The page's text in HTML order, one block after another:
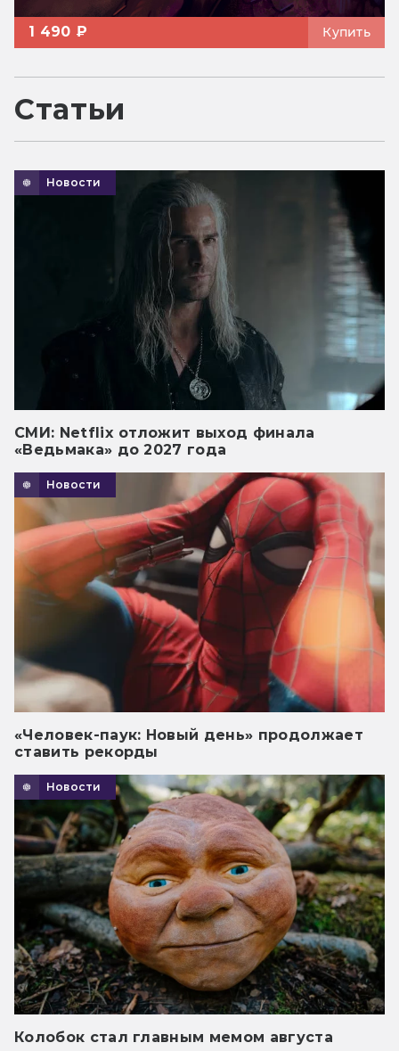
1 490 ₽ Купить
Статьи
Новости
СМИ: Netflix отложит выход финала
«Ведьмака» до 2027 года
Новости
«Человек-паук: Новый день» продолжает
ставить рекорды
Новости
Колобок стал главным мемом августа